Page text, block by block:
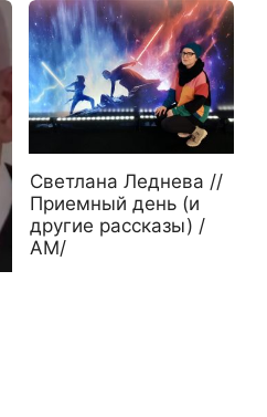
Светлана Леднева //
Приемный день (и
другие рассказы) /
АМ/